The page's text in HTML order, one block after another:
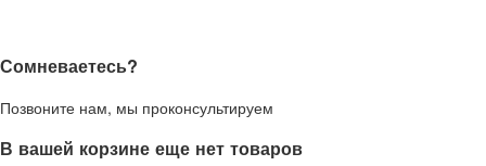
Сомневаетесь?
Позвоните нам, мы проконсультируем
В вашей корзине еще нет товаров